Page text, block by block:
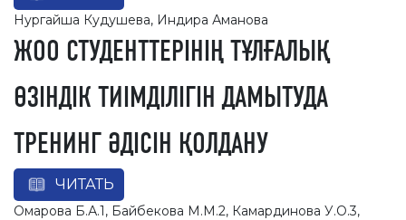
Нургайша Кудушева, Индира Аманова
ЖОО СТУДЕНТТЕРІНІҢ ТҰЛҒАЛЫҚ
ӨЗІНДІК ТИІМДІЛІГІН ДАМЫТУДА
ТРЕНИНГ ӘДІСІН ҚОЛДАНУ
ЧИТАТЬ
Омарова Б.А.1, Байбекова М.М.2, Камардинова У.О.3,